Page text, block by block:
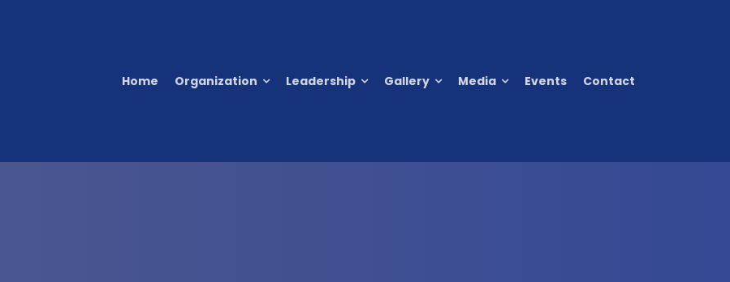
Home Organization Leadership Gallery Media Events Contact